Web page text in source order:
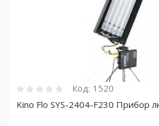
Код: 1520
Kino Flo SYS-2404-F230 Прибор